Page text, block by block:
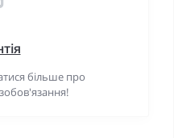
більше про